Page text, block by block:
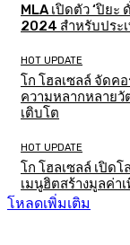
MLA เปิดตัว ‘ปิย
2024 สำหรับประ
HOT UPDATE
โก โฮลเซลล์ จัดค
ความหลากหลาย
เติบโต
HOT UPDATE
โก โฮลเซลล์ เปิด
เมนูฮิตสร้างมูลค่า
โหลดเพิ่มเติม